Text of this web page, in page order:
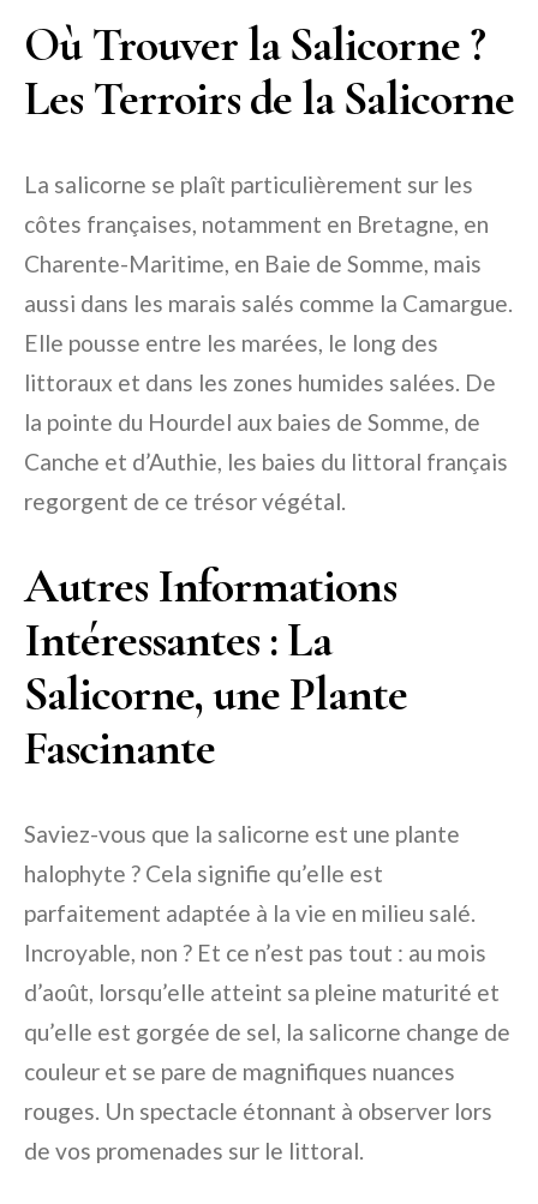
Où Trouver la Salicorne ?
Les Terroirs de la Salicorne
La salicorne se plaît particulièrement sur les
côtes françaises, notamment en Bretagne, en
Charente-Maritime, en Baie de Somme, mais
aussi dans les marais salés comme la Camargue.
Elle pousse entre les marées, le long des
littoraux et dans les zones humides salées. De
la pointe du Hourdel aux baies de Somme, de
Canche et d’Authie, les baies du littoral français
regorgent de ce trésor végétal.
Autres Informations
Intéressantes : La
Salicorne, une Plante
Fascinante
Saviez-vous que la salicorne est une plante
halophyte ? Cela signifie qu’elle est
parfaitement adaptée à la vie en milieu salé.
Incroyable, non ? Et ce n’est pas tout : au mois
d’août, lorsqu’elle atteint sa pleine maturité et
qu’elle est gorgée de sel, la salicorne change de
couleur et se pare de magnifiques nuances
rouges. Un spectacle étonnant à observer lors
de vos promenades sur le littoral.